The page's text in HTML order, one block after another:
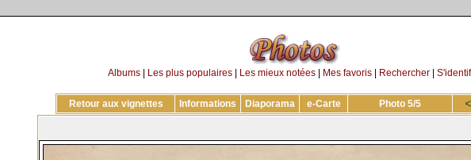
Albums| Les plus populaires| Les mieux notées| Mes favoris| Rechercher|
Retour aux vignettes Informations Diaporama e-Carte Photo 5/5